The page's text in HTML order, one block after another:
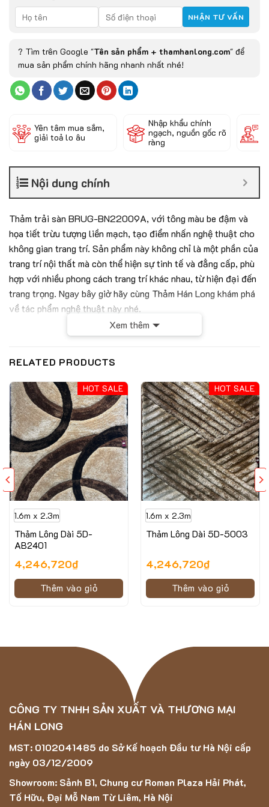
? Tìm trên Google "Tên sản phẩm + thamhanlong.com" để
mua sản phẩm chính hãng nhanh nhất nhé!
Yên tâm mua sắm,
giải toả lo âu
Nhập khẩu chính
ngạch, nguồn gốc rõ
ràng
Nội dung chính
Thảm trải sàn BRUG-BN22009A, với tông màu be đậm và
họa tiết trừu tượng liền mạch, tạo điểm nhấn nghệ thuật cho
không gian trang trí. Sản phẩm này không chỉ là một phần của
trang trí nội thất mà còn thể hiện sự tinh tế và đẳng cấp, phù
hợp với nhiều phong cách trang trí khác nhau, từ hiện đại đến
trang trọng. Ngay bây giờ hãy cùng Thảm Hán Long khám phá
về tác phẩm nghệ thuật này nhé.
Hình ảnh minh họa của mẫu trải sàn BRUG-BN22009A
Thông số kỹ thuật của mẫu thảm trải sàn
BRUG-BN22009A
Chất liệu
100% Polypropylene
Xem thêm
RELATED PRODUCTS
HOT SALE
1.6m x 2.3m
Thảm Lông Dài 5D-
AB2401
4,246,720₫
Thêm vào giỏ
HOT SALE
1.6m x 2.3m
Thảm Lông Dài 5D-5003
4,246,720₫
Thêm vào giỏ
CÔNG TY TNHH SẢN XUẤT VÀ THƯƠNG MẠI
HÁN LONG
MST: 0102041485 do Sở Kế hoạch Đầu tư Hà Nội cấp
ngày 03/12/2009
Showroom: Sảnh B1, Chung cư Roman Plaza Hải Phát,
Tố Hữu, Đại Mỗ Nam Từ Liêm, Hà Nội